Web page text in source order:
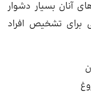
آنان بسیار دشوار
تشخیص افراد